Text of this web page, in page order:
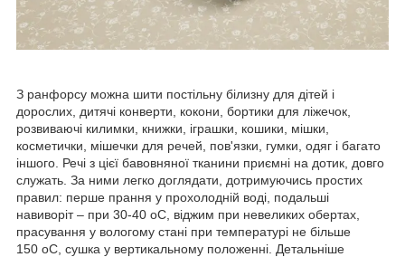
З ранфорсу можна шити постільну білизну для дітей і
дорослих, дитячі конверти, кокони, бортики для ліжечок,
розвиваючі килимки, книжки, іграшки, кошики, мішки,
косметички, мішечки для речей, пов'язки, гумки, одяг і багато
іншого. Речі з цієї бавовняної тканини приємні на дотик, довго
служать. За ними легко доглядати, дотримуючись простих
правил: перше прання у прохолодній воді, подальші
навиворіт – при 30-40 оС, віджим при невеликих обертах,
прасування у вологому стані при температурі не більше
150 оС, сушка у вертикальному положенні. Детальніше